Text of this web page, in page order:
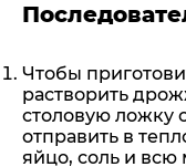
Чтобы
растворить
столовую ложку
отправить в
яйцо, соль и всю